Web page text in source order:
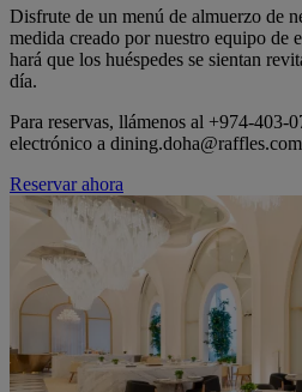
Disfrute de un menú de almuerzo de
medida creado por nuestro equipo de
hará que los huéspedes se sientan
día.
Para reservas, llámenos al +974-403-
electrónico a dining.doha@raffles.com
Reservar ahora